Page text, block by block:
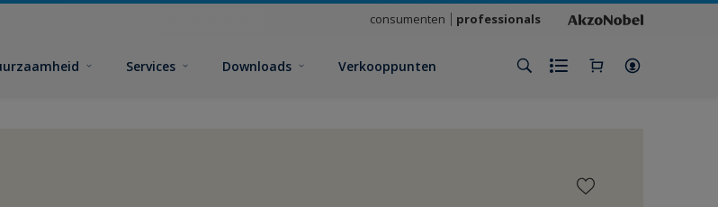
consumenten professionals
Services Downloads Verkooppunten